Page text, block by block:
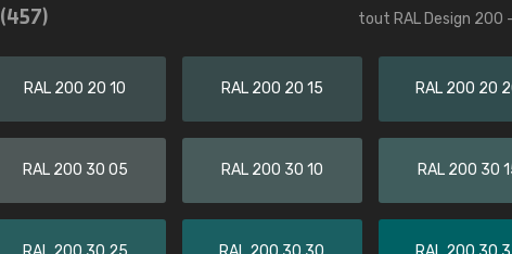
(457) tout RAL Design 200
RAL 200 20 10 RAL 200 20 15 RAL 200 20
RAL 200 30 05 RAL 200 30 10 RAL 200 30